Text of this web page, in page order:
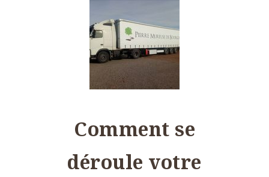
Comment se
déroule votre